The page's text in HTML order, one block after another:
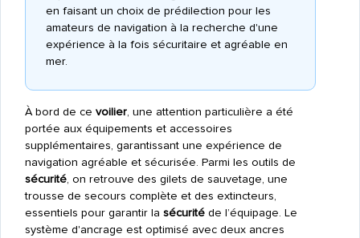
en faisant un choix de prédilection pour les
amateurs de navigation à la recherche d'une
expérience à la fois sécuritaire et agréable en
mer.
À bord de ce voilier, une attention particulière a été
portée aux équipements et accessoires
supplémentaires, garantissant une expérience de
navigation agréable et sécurisée. Parmi les outils de
sécurité, on retrouve des gilets de sauvetage, une
trousse de secours complète et des extincteurs,
essentiels pour garantir la sécuritéde l’équipage. Le
système d'ancrage est optimisé avec deux ancres